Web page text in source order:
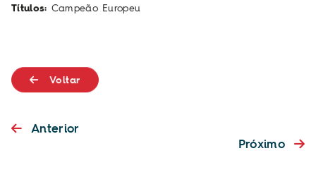
Títulos: Campeão Europeu
Voltar
Anterior
Próximo